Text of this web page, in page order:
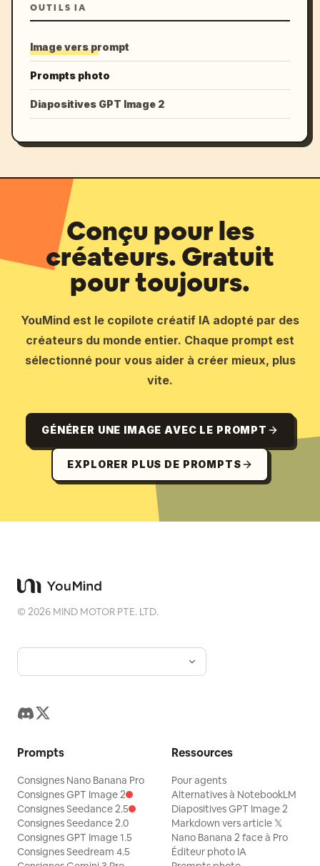
OUTILS IA
Image vers prompt
Prompts photo
Diapositives GPT Image 2
Conçu pour les
créateurs. Gratuit
pour toujours.
YouMind est le copilote créatif IA adopté par des
créateurs du monde entier. Chaque prompt est
sélectionné pour vous aider à créer mieux, plus
vite.
GÉNÉRER UNE IMAGE AVEC LE PROMPT
EXPLORER PLUS DE PROMPTS
©2026 MIND MOTOR PTE. LTD.
Prompts
Consignes Nano Banana Pro
Consignes GPT Image 2
Consignes Seedance 2.5
Consignes Seedance 2.0
Consignes GPT Image 1.5
Consignes Seedream 4.5
Ressources
Pour agents
Alternatives à NotebookLM
Diapositives GPT Image 2
Markdown vers article 𝕏
Nano Banana 2 face à Pro
Éditeur photo IA